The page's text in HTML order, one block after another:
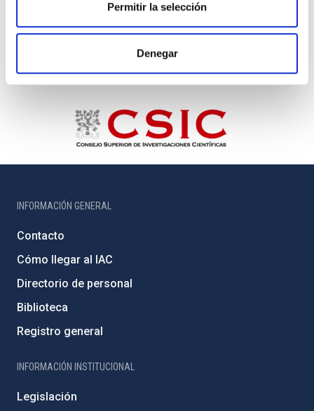
Permitir la selección
Denegar
INFORMACIÓN GENERAL
Contacto
Cómo llegar al IAC
Directorio de personal
Biblioteca
Registro general
INFORMACIÓN INSTITUCIONAL
Legislación